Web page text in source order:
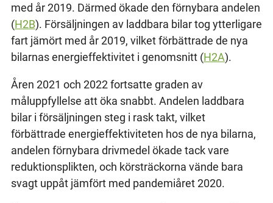
med år 2019. Därmed ökade den förnybara andelen
(H2B). Försäljningen av laddbara bilar tog ytterligare
fart jämört med år 2019, vilket förbättrade de nya
bilarnas energieffektivitet i genomsnitt (H2A).
Åren 2021 och 2022 fortsatte graden av
måluppfyllelse att öka snabbt. Andelen laddbara
bilar i försäljningen steg i rask takt, vilket
förbättrade energieffektiviteten hos de nya bilarna,
andelen förnybara drivmedel ökade tack vare
reduktionsplikten, och körsträckorna vände bara
svagt uppåt jämfört med pandemiåret 2020.